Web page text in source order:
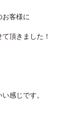
客様に
頂きました！
感じです。